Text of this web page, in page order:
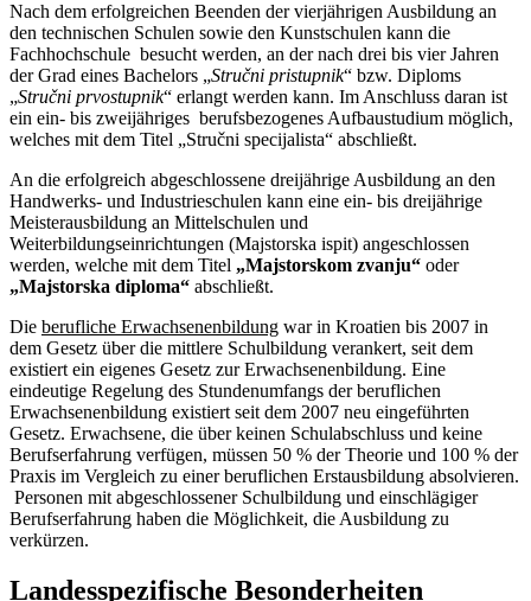
Nach dem erfolgreichen Beenden der vierjährigen Ausbildung an
den technischen Schulen sowie den Kunstschulen kann die
Fachhochschule besucht werden, an der nach drei bis vier Jahren
der Grad eines Bachelors „Stručni pristupnik“ bzw. Diploms
„Stručni prvostupnik“ erlangt werden kann. Im Anschluss daran ist
ein ein- bis zweijähriges berufsbezogenes Aufbaustudium möglich,
welches mit dem Titel „Stručni specijalista“ abschließt.
An die erfolgreich abgeschlossene dreijährige Ausbildung an den
Handwerks- und Industrieschulen kann eine ein- bis dreijährige
Meisterausbildung an Mittelschulen und
Weiterbildungseinrichtungen (Majstorska ispit) angeschlossen
werden, welche mit dem Titel „Majstorskom zvanju“ oder
„Majstorska diploma“ abschließt.
Die berufliche Erwachsenenbildung war in Kroatien bis 2007 in
dem Gesetz über die mittlere Schulbildung verankert, seit dem
existiert ein eigenes Gesetz zur Erwachsenenbildung. Eine
eindeutige Regelung des Stundenumfangs der beruflichen
Erwachsenenbildung existiert seit dem 2007 neu eingeführten
Gesetz. Erwachsene, die über keinen Schulabschluss und keine
Berufserfahrung verfügen, müssen 50 % der Theorie und 100 % der
Praxis im Vergleich zu einer beruflichen Erstausbildung absolvieren.
Personen mit abgeschlossener Schulbildung und einschlägiger
Berufserfahrung haben die Möglichkeit, die Ausbildung zu
verkürzen.
Landesspezifische Besonderheiten